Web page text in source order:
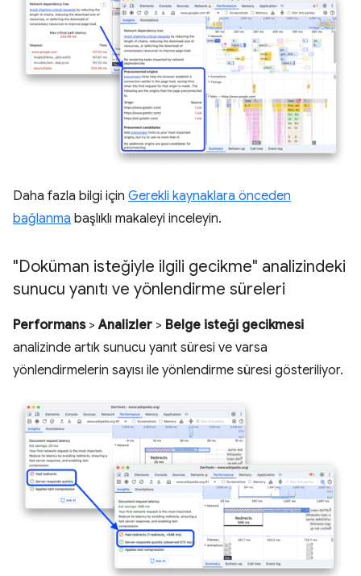
Daha fazla bilgi için Gerekli kaynaklara önceden
bağlanma başlıklı makaleyi inceleyin.
"Doküman isteğiyle ilgili gecikme" analizindeki
sunucu yanıtı ve yönlendirme süreleri
Performans>Analizler > Belge isteği gecikmesi
analizinde artık sunucu yanıt süresi ve varsa
yönlendirmelerin sayısı ile yönlendirme süresi gösteriliyor.